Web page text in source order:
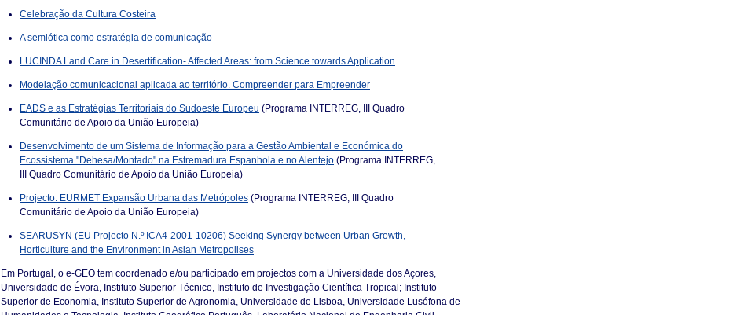
Celebração da Cultura Costeira
A semiótica como estratégia de comunicação
LUCINDA Land Care in Desertification- Affected Areas: from Science towards Application
Modelação comunicacional aplicada ao território. Compreender para Empreender
EADS e as Estratégias Territoriais do Sudoeste Europeu (Programa INTERREG, III Quadro
Comunitário de Apoio da União Europeia)
Desenvolvimento de um Sistema de Informação para a Gestão Ambiental e Económica do
Ecossistema "Dehesa/Montado" na Estremadura Espanhola e no Alentejo (Programa INTERREG,
III Quadro Comunitário de Apoio da União Europeia)
Projecto: EURMET Expansão Urbana das Metrópoles (Programa INTERREG, III Quadro
Comunitário de Apoio da União Europeia)
SEARUSYN (EU Projecto N.º ICA4-2001-10206) Seeking Synergy between Urban Growth,
Horticulture and the Environment in Asian Metropolises
Em Portugal, o e-GEO tem coordenado e/ou participado em projectos com a Universidade dos Açores,
Universidade de Évora, Instituto Superior Técnico, Instituto de Investigação Científica Tropical; Instituto
Superior de Economia, Instituto Superior de Agronomia, Universidade de Lisboa, Universidade Lusófona de